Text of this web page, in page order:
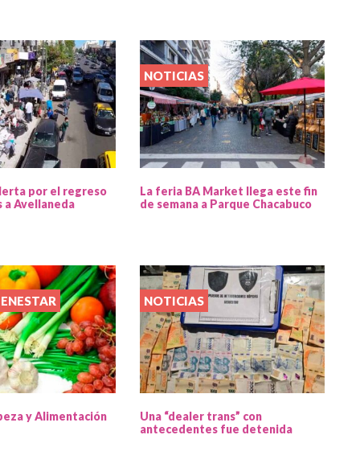
por el regreso
a Avellaneda
NOTICIAS
La feria BA Market llega este fin
de semana a Parque Chacabuco
y Alimentación
NOTICIAS
Una “dealer trans” con
antecedentes fue detenida